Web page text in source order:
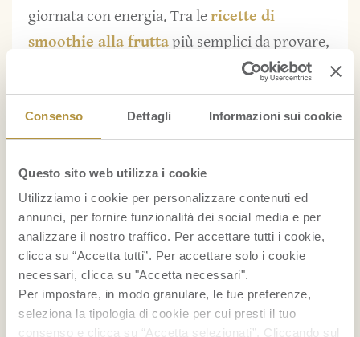
Consenso Dettagli Informazioni sui cookie
Questo sito web utilizza i cookie
Utilizziamo i cookie per personalizzare contenuti ed
annunci, per fornire funzionalità dei social media e per
analizzare il nostro traffico. Per accettare tutti i cookie,
clicca su “Accetta tutti”. Per accettare solo i cookie
necessari, clicca su "Accetta necessari".
Per impostare, in modo granulare, le tue preferenze,
seleziona la tipologia di cookie per cui presti il tuo
consenso e clicca su “Accetta selezionati”. Cliccando sul
giornata con energia. Tra lericette di
smoothie alla fruttapiù semplici da provare,
questa punta su un abbinamento classico e
avvolgente: la dolcezza dellabananasi unisce
con i mirtilli, che donano al drink un intenso
colore viola, mentre i datteri rendono il gusto
più rotondo. L’acqua di cocco, infine, aiuta a
mantenere il risultato fluido e ben bilanciato.
Ingredienti
2 banane mature
120 g dimirtilli